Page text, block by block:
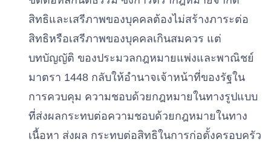
สิทธิและเสรีภาพของบุคคลต้องไม่สร้างภาระต่อ
สิทธิหรือเสรีภาพของบุคคลเกินสมควร แต่
บทบัญญัติ ของประมวลกฎหมายแพ่งและพาณิชย์
มาตรา 1448 กลับให้อํานาจเจ้าหน้าที่ของรัฐใน
การควบคุม ความชอบด้วยกฎหมายในทางรูปแบบ
ที่ส่งผลกระทบต่อความชอบด้วยกฎหมายในทาง
เนื้อหา ส่งผล กระทบต่อสิทธิในการก่อตั้งครอบครัว